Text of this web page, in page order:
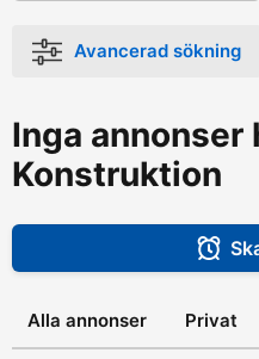
Avancerad sökning
Inga annonser
Konstruktion
Alla annonser Privat